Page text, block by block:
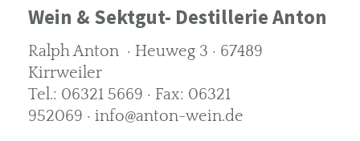
Wein & Sektgut- Destillerie Anton
Ralph Anton · Heuweg 3 · 67489
Kirrweiler
Tel.: 06321 5669 · Fax: 06321
952069 · info@anton-wein.de